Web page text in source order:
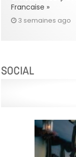
Francaise »
3 semaines ago
SOCIAL